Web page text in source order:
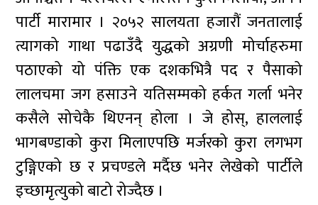
पार्टी मारामार । २०५२ सालयता हजारौं जनतालाई
त्यागको गाथा पढाउँदै युद्धको अग्रणी मोर्चाहरुमा
पठाएको यो पंक्ति एक दशकभित्रै पद र पैसाको
लालचमा जग हसाउने यतिसम्मको हर्कत गर्ला भनेर
कसैले सोचेकै थिएनन् होला । जे होस्, हाललाई
भागबण्डाको कुरा मिलाएपछि मर्जरको कुरा लगभग
टुङ्गिएको छ र प्रचण्डले मर्दैछ भनेर लेखेको पार्टीले
इच्छामृत्युको बाटो रोज्दैछ ।